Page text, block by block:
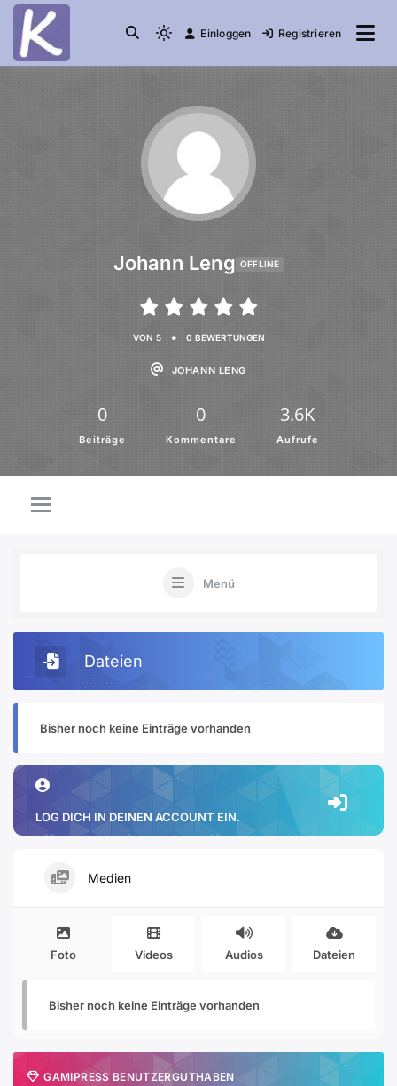
die Community Einloggen Registrieren
Johann Leng OFFLINE
VON 5 • 0 BEWERTUNGEN
JOHANN LENG
0
Beiträge
0
Kommentare
3.6K
Aufrufe
Menü
Dateien
Bisher noch keine Einträge vorhanden
LOG DICH IN DEINEN ACCOUNT EIN.
Medien
Foto Videos Audios Dateien
Bisher noch keine Einträge vorhanden
GAMIPRESS BENUTZERGUTHABEN